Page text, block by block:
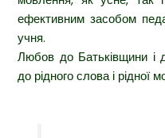
ефективним засобом
учня.
Любов до Батьківщини і
до рідного слова і рідної